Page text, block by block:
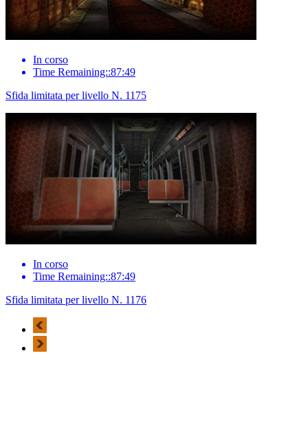
In corso
Time Remaining::87:49
Sfida limitata per livello N. 1175
In corso
Time Remaining::87:49
Sfida limitata per livello N. 1176